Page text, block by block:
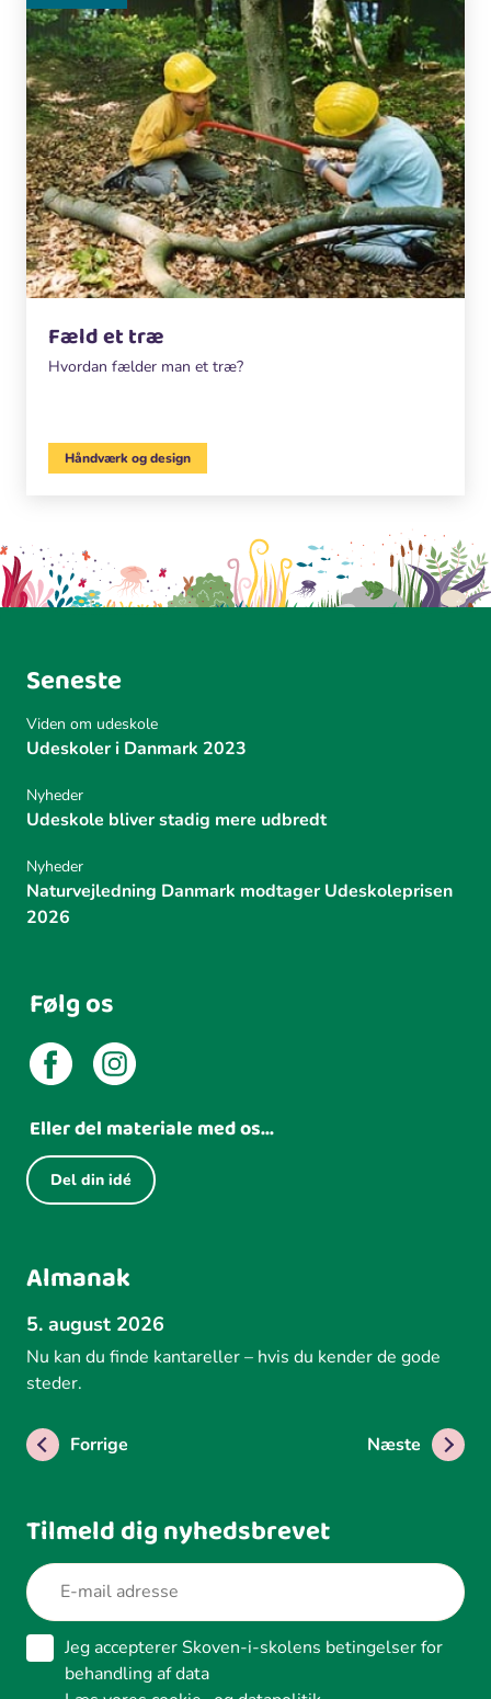
Fæld et træ
Hvordan fælder man et træ?
Håndværk og design
Seneste
Viden om udeskole
Udeskoler i Danmark 2023
Nyheder
Udeskole bliver stadig mere udbredt
Nyheder
Naturvejledning Danmark modtager Udeskoleprisen
2026
Følg os
Eller del materiale med os...
Del din idé
Almanak
5. august 2026
Nu kan du finde kantareller – hvis du kender de gode
steder.
Forrige Næste
Tilmeld dig nyhedsbrevet
Jeg accepterer Skoven-i-skolens betingelser for
behandling af data